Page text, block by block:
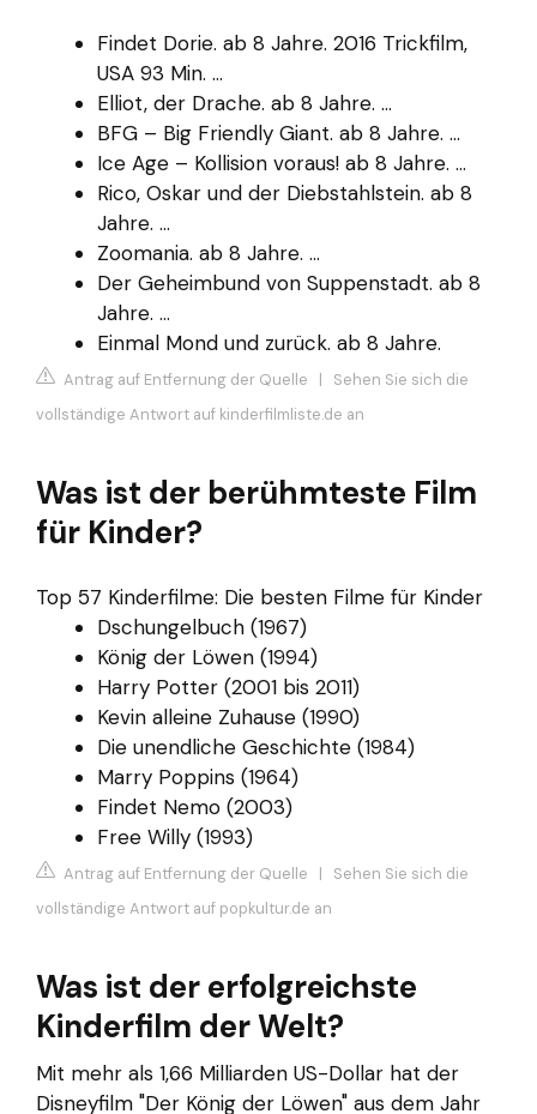
Findet Dorie. ab 8 Jahre. 2016 Trickfilm,
USA 93 Min. ...
Elliot, der Drache. ab 8 Jahre. ...
BFG – Big Friendly Giant. ab 8 Jahre. ...
Ice Age – Kollision voraus! ab 8 Jahre. ...
Rico, Oskar und der Diebstahlstein. ab 8
Jahre. ...
Zoomania. ab 8 Jahre. ...
Der Geheimbund von Suppenstadt. ab 8
Jahre. ...
Einmal Mond und zurück. ab 8 Jahre.
Antrag auf Entfernung der Quelle | Sehen Sie sich die
vollständige Antwort auf kinderfilmliste.de an
Was ist der berühmteste Film
für Kinder?
Top 57 Kinderfilme: Die besten Filme für Kinder
Dschungelbuch (1967)
König der Löwen (1994)
Harry Potter (2001 bis 2011)
Kevin alleine Zuhause (1990)
Die unendliche Geschichte (1984)
Marry Poppins (1964)
Findet Nemo (2003)
Free Willy (1993)
Antrag auf Entfernung der Quelle | Sehen Sie sich die
vollständige Antwort auf popkultur.de an
Was ist der erfolgreichste
Kinderfilm der Welt?
Mit mehr als 1,66 Milliarden US-Dollar hat der
Disneyfilm "Der König der Löwen" aus dem Jahr